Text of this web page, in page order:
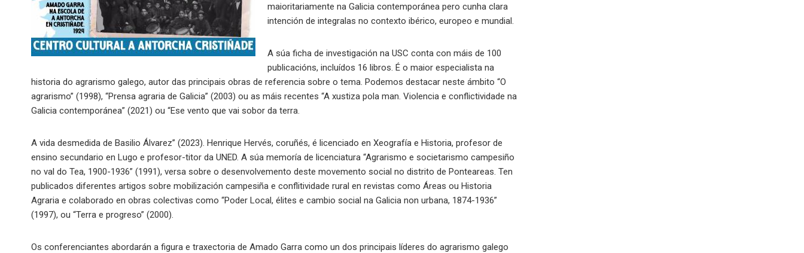
maioritariamente na Galicia contemporánea pero cunha clara
intención de integralas no contexto ibérico, europeo e mundial.
A súa ficha de investigación na USC conta con máis de 100
publicacións, incluídos 16 libros. É o maior especialista na
historia do agrarismo galego, autor das principais obras de referencia sobre o tema. Podemos destacar neste ámbito “O
agrarismo” (1998), “Prensa agraria de Galicia” (2003) ou as máis recentes “A xustiza pola man. Violencia e conflictividade na
Galicia contemporánea” (2021) ou “Ese vento que vai sobor da terra.
A vida desmedida de Basilio Álvarez” (2023). Henrique Hervés, coruñés, é licenciado en Xeografía e Historia, profesor de
ensino secundario en Lugo e profesor-titor da UNED. A súa memoría de licenciatura “Agrarismo e societarismo campesiño
no val do Tea, 1900-1936” (1991), versa sobre o desenvolvemento deste movemento social no distrito de Ponteareas. Ten
publicados diferentes artigos sobre mobilización campesiña e conflitividade rural en revistas como Áreas ou Historia
Agraria e colaborado en obras colectivas como “Poder Local, élites e cambio social na Galicia non urbana, 1874-1936”
(1997), ou “Terra e progreso” (2000).
Os conferenciantes abordarán a figura e traxectoria de Amado Garra como un dos principais líderes do agrarismo galego